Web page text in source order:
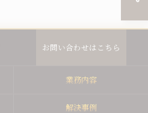
お問い合わせはこちら
業務内容
解決事例